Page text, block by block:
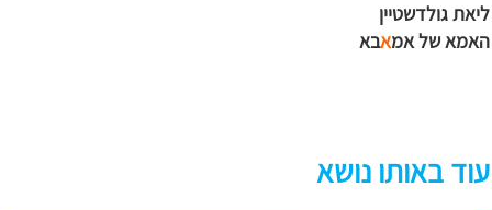
ליאת גולדשטיין
האמא של אמאבא
עוד באותו נושא